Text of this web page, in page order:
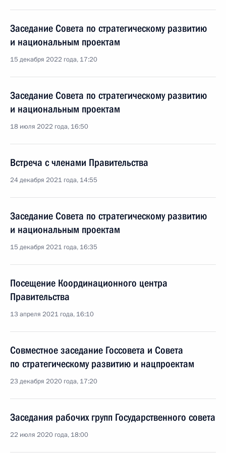
Заседание Совета по стратегическому развитию
и национальным проектам
15 декабря 2022 года, 17:20
Заседание Совета по стратегическому развитию
и национальным проектам
18 июля 2022 года, 16:50
Встреча с членами Правительства
24 декабря 2021 года, 14:55
Заседание Совета по стратегическому развитию
и национальным проектам
15 декабря 2021 года, 16:35
Посещение Координационного центра
Правительства
13 апреля 2021 года, 16:10
Совместное заседание Госсовета и Совета
по стратегическому развитию и нацпроектам
23 декабря 2020 года, 17:20
Заседания рабочих групп Государственного совета
22 июля 2020 года, 18:00